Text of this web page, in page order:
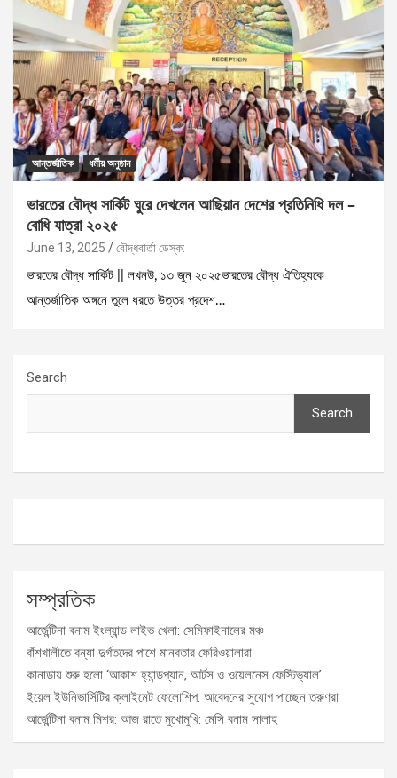
আন্তর্জাতিক ধর্মীয় অনুষ্ঠান
ভারতের বৌদ্ধ সার্কিট ঘুরে দেখলেন আছিয়ান দেশের প্রতিনিধি দল –
বোধি যাত্রা ২০২৫
June 13, 2025 বৌদ্ধবার্তা ডেস্ক:
ভারতের বৌদ্ধ সার্কিট || লখনউ, ১৩ জুন ২০২৫ভারতের বৌদ্ধ ঐতিহ্যকে
আন্তর্জাতিক অঙ্গনে তুলে ধরতে উত্তর প্রদেশ…
Search
Search
সম্প্রতিক
আর্জেন্টিনা বনাম ইংল্যান্ড লাইভ খেলা: সেমিফাইনালের মঞ্চ
বাঁশখালীতে বন্যা দুর্গতদের পাশে মানবতার ফেরিওয়ালারা
কানাডায় শুরু হলো ‘আকাশ হ্যান্ডপ্যান, আর্টস ও ওয়েলনেস ফেস্টিভ্যাল’
ইয়েল ইউনিভার্সিটির ক্লাইমেট ফেলোশিপ: আবেদনের সুযোগ পাচ্ছেন তরুণরা
আর্জেন্টিনা বনাম মিশর: আজ রাতে মুখোমুখি: মেসি বনাম সালাহ